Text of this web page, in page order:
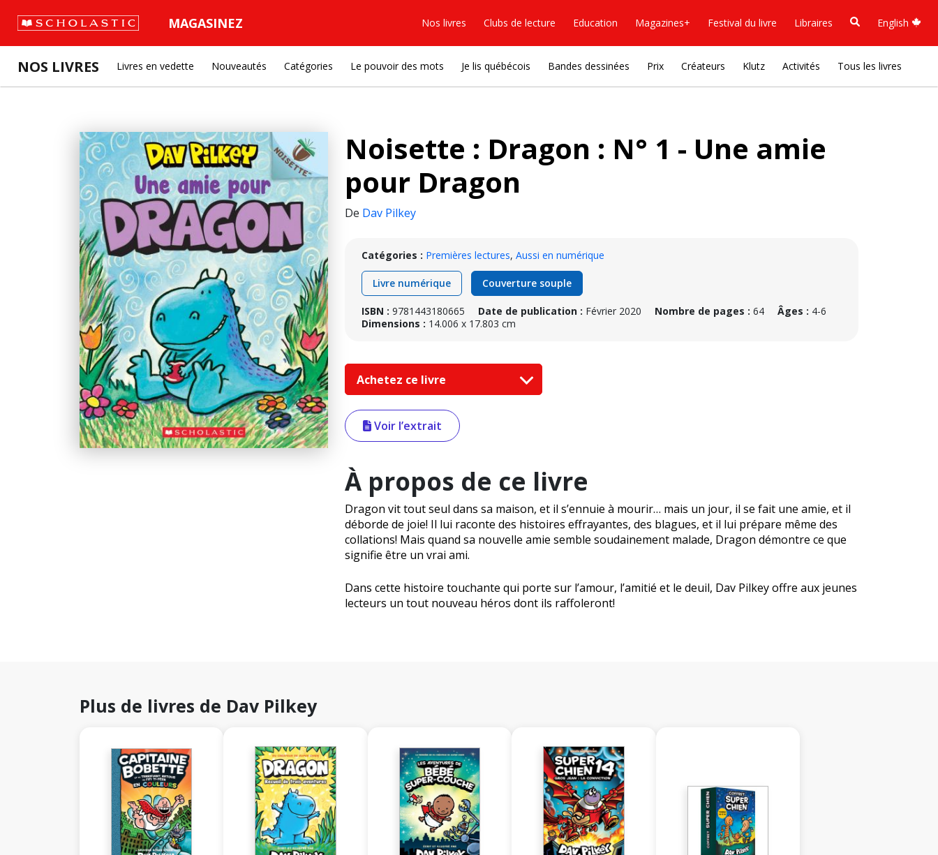
MAGASINEZ Nos livres Clubs de lecture Education Magazines+ Festival du livre Libraires English
NOS LIVRES Livres en vedette Nouveautés Catégories Le pouvoir des mots Je lis québécois Bandes dessinées Prix Créateurs Klutz Activités Tous les livres
Noisette : Dragon : N° 1 - Une amie
pour Dragon
De Dav Pilkey
Catégories : Premières lectures, Aussi en numérique
Livre numérique Couverture souple
ISBN : 9781443180665 Date de publication : Février 2020 Nombre de pages : 64 Âges : 4-6
Dimensions : 14.006 x 17.803 cm
Achetez ce livre
Voir l’extrait
À propos de ce livre
Dragon vit tout seul dans sa maison, et il s’ennuie à mourir… mais un jour, il se fait une amie, et il
déborde de joie! Il lui raconte des histoires effrayantes, des blagues, et il lui prépare même des
collations! Mais quand sa nouvelle amie semble soudainement malade, Dragon démontre ce que
signifie être un vrai ami.
Dans cette histoire touchante qui porte sur l’amour, l’amitié et le deuil, Dav Pilkey offre aux jeunes
lecteurs un tout nouveau héros dont ils raffoleront!
Plus de livres de Dav Pilkey